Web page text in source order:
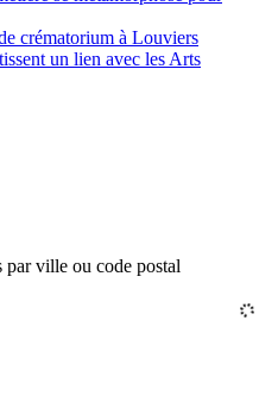
crématorium à Louviers
un lien avec les Arts
par ville ou code postal